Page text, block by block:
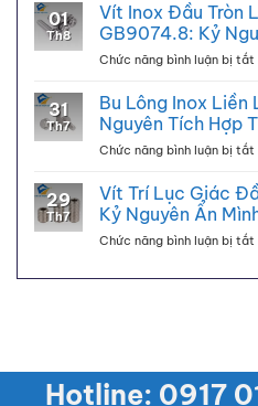
01
Th8
Vít Inox Đầu Tròn
GB9074.8: Kỷ
Chức năng bình luận bị tắt
31
Th7
Bu Lông Inox Liền
Nguyên Tích Hợp
Chức năng bình luận bị tắt
29
Th7
Vít Trí Lục Giác
Kỷ Nguyên Ẩn
Chức năng bình luận bị tắt
Hotline: 0917